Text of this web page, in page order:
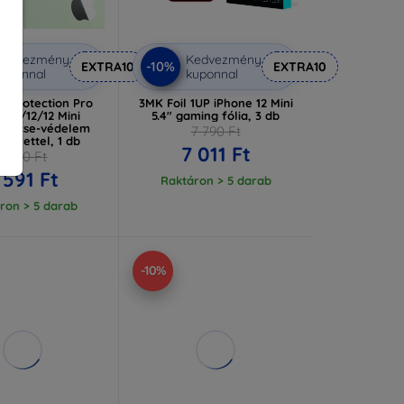
Kedvezmény
kuponnal
EXTRA10
Protection Pro
11 /12/12 Mini
védelem
1 db
3 990 Ft
Ft
> 5 darab
-10%
Kedvezmény
kuponnal
EXTRA10
3MK Foil 1UP iPhone 12 Mini
5.4" gaming fólia, 3 db
7 790 Ft
7 011 Ft
Raktáron > 5 darab
-10%